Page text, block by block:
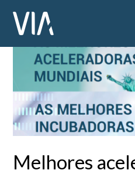
Melhores